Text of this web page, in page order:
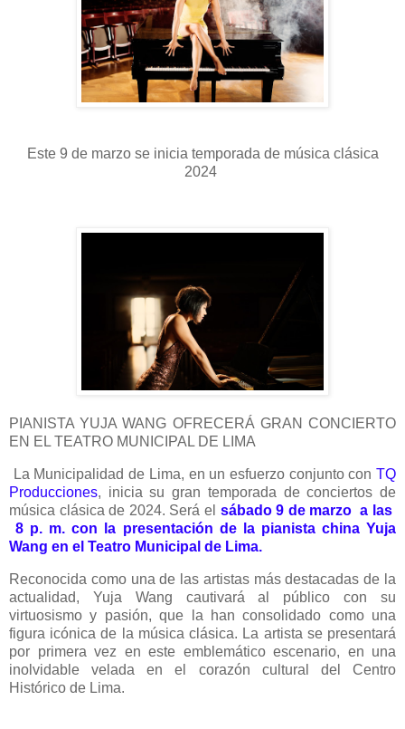
Este 9 de marzo se inicia temporada de música clásica
2024
PIANISTA YUJA WANG OFRECERÁ GRAN CONCIERTO
EN EL TEATRO MUNICIPAL DE LIMA
La Municipalidad de Lima, en un esfuerzo conjunto con TQ
Producciones, inicia su gran temporada de conciertos de
música clásica de 2024. Será el sábado 9 de marzo a las
8 p. m. con la presentación de la pianista china Yuja
Wang en el Teatro Municipal de Lima.
Reconocida como una de las artistas más destacadas de la
actualidad, Yuja Wang cautivará al público con su
virtuosismo y pasión, que la han consolidado como una
figura icónica de la música clásica. La artista se presentará
por primera vez en este emblemático escenario, en una
inolvidable velada en el corazón cultural del Centro
Histórico de Lima.